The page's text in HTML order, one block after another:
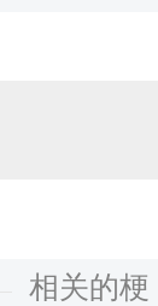
相关的梗